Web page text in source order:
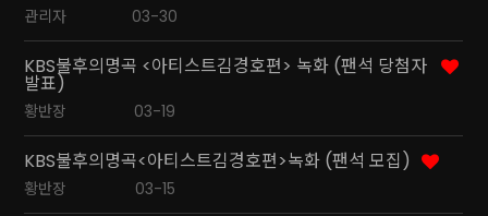
관리자 03-30
KBS불후의명곡 <아티스트김경호편> 녹화 (팬석 당첨자
발표)
황반장 03-19
KBS불후의명곡<아티스트김경호편>녹화 (팬석 모집)
황반장 03-15